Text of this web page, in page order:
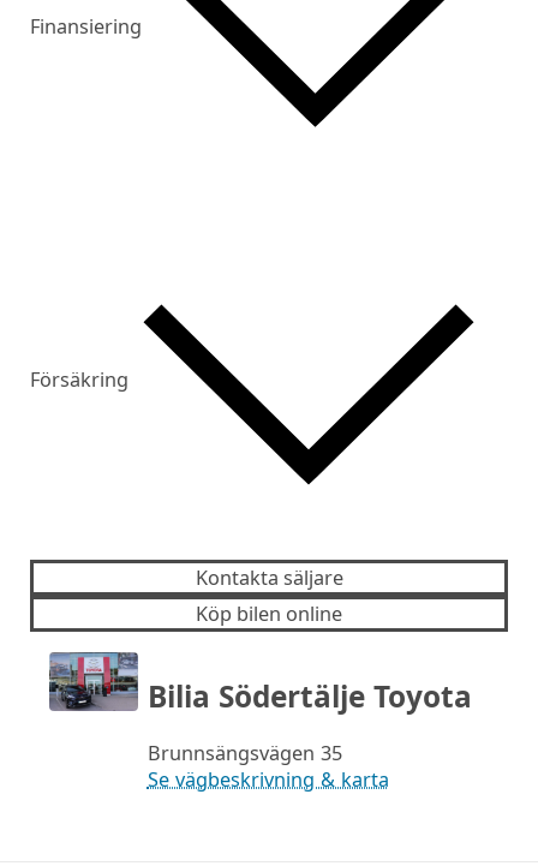
Finansiering
Försäkring
Kontakta säljare
Köp bilen online
Bilia Södertälje Toyota
Brunnsängsvägen 35
Se vägbeskrivning & karta